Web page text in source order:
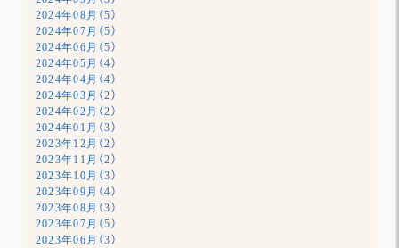
2024年08月（5）
2024年07月（5）
2024年06月（5）
2024年05月（4）
2024年04月（4）
2024年03月（2）
2024年02月（2）
2024年01月（3）
2023年12月（2）
2023年11月（2）
2023年10月（3）
2023年09月（4）
2023年08月（3）
2023年07月（5）
2023年06月（3）